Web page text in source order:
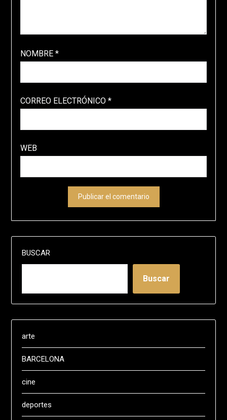
NOMBRE *
CORREO ELECTRÓNICO *
WEB
BUSCAR
Buscar
arte
BARCELONA
cine
deportes